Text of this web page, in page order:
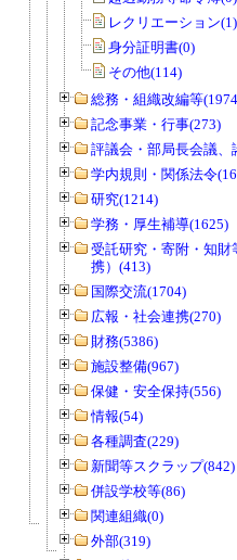
レクリエーション(1)
身分証明書(0)
その他(114)
総務・組織改編等
記念事業・行事(273)
評議会・部局長会議、
学内規則・関係法令
研究(1214)
学務・厚生補導(1625)
受託研究・寄附・知財
携）(413)
国際交流(1704)
広報・社会連携(270)
財務(5386)
施設整備(967)
保健・安全保持(556)
情報(54)
各種調査(229)
新聞等スクラップ(842)
併設学校等(86)
関連組織(0)
外部(319)